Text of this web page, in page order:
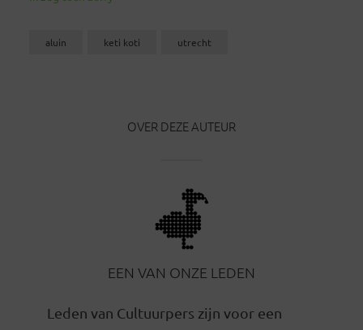
aluin keti koti utrecht
OVER DEZE AUTEUR
EEN VAN ONZE LEDEN
Leden van Cultuurpers zijn voor een